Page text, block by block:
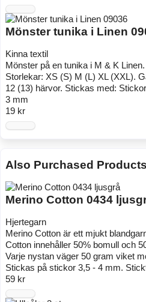
Mönster tunika i Linen
Kinna textil
Mönster på en tunika i M & K
Storlekar: XS (S) M (L) XL (XXL).
12 (13) härvor. Stickas med:
3 mm
19 kr
Also Purchased Products
Merino Cotton 0434
Hjertegarn
Merino Cotton är ett mjukt
Cotton innehåller 50% bomull och
Varje nystan väger 50 gram viket
Stickas på stickor 3,5 - 4 mm.
59 kr